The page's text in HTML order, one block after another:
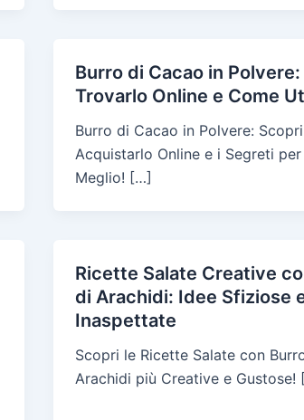
Burro di Cacao in Polvere:
Trovarlo Online e Come
Burro di Cacao in Polvere:
Acquistarlo Online e i Segreti
Meglio! […]
Ricette Salate Creative
di Arachidi: Idee Sfiziose
Inaspettate
Scopri le Ricette Salate con
Arachidi più Creative e Gustose!